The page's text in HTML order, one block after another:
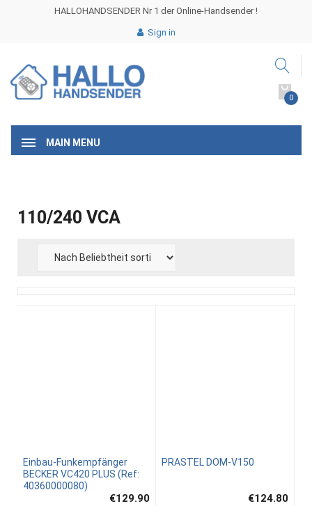
HALLOHANDSENDER Nr 1 der Online-Handsender !
Sign in
0
MAIN MENU
110/240 VCA
Einbau-Funkempfänger
BECKER VC420 PLUS (Ref:
40360000080)
€129.90
PRASTEL DOM-V150
€124.80